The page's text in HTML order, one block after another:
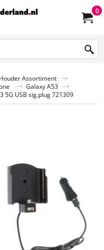
0
Assortiment
Galaxy A53
5G USB sig.plug 721309